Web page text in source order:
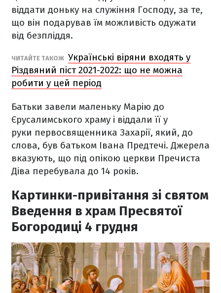
віддати доньку на служіння Господу, за те,
що він подарував їм можливість одужати
від безпліддя.
ЧИТАЙТЕ ТАКОЖ Українські віряни входять у
Різдвяний піст 2021-2022: що не можна
робити у цей період
Батьки завели маленьку Марію до
Єрусалимського храму і віддали її у
руки первосвященника Захарії, який, до
слова, був батьком Івана Предтечі. Джерела
вказують, що під опікою церкви Пречиста
Діва перебувала до 14 років.
Картинки-привітання зі святом
Введення в храм Пресвятої
Богородиці 4 грудня